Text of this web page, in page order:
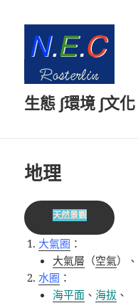
生態 ∫環境 ∫文化
地理
天然景觀
大氣圈 ：
大氣層 （空氣）、
水圈 ：
海平面 、 海拔 、